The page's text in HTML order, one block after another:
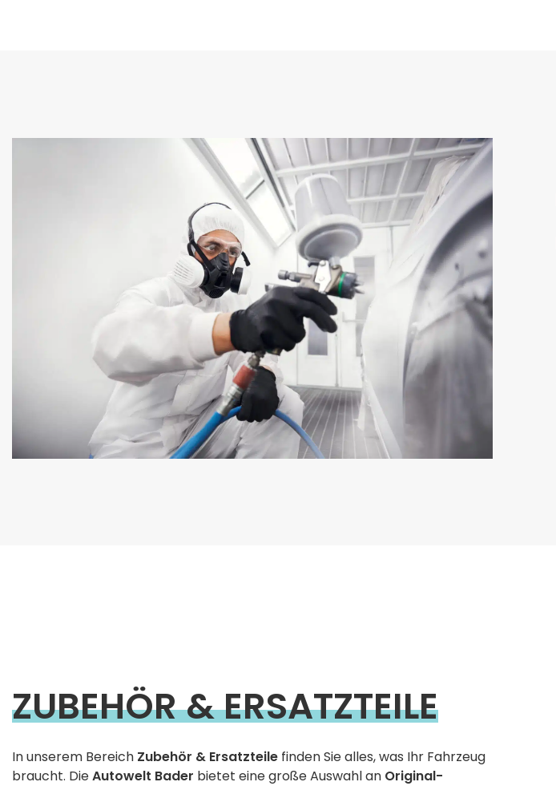
ZUBEHÖR & ERSATZTEILE
In unserem Bereich Zubehör & Ersatzteile finden Sie alles, was Ihr Fahrzeug
braucht. DieAutowelt Bader bietet eine große Auswahl an Original-